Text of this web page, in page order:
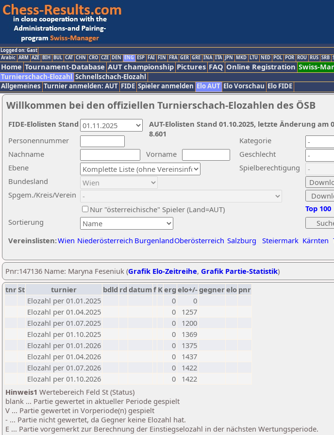
Logged on: Gast
Arabic ARM AZE BIH BUL CAT CHN CRO CZE DEN ENG ESP FAI FIN FRA GER GRE INA ITA JPN MKD LTU NED POL POR ROU RUS SRB
Home Tournament-Database AUT championship Pictures FAQ Online Registration Swiss-
Turnierschach-Elozahl Schnellschach-Elozahl
Allgemeines Turnier anmelden: AUT FIDE Spieler anmelden Elo AUT Elo Vorschau Elo FIDE
Willkommen bei den offiziellen Turnierschach-Elozahlen des ÖSB
Nachname
Vorname
Ebene
Kategorie
Sortierung
Personennummer
Bundesland
Spgem./Kreis/Verein
Geschlecht
Nur "österreichische" Spieler (Land=AUT)
Spielberechtigung
Vereinslisten:Wien Niederösterreich BurgenlandOberösterreich Salzburg Steiermark Kärnten
Top 100
AUT-Elolisten Stand 01.10.2025, letzte Änderung am
8.601
FIDE-Elolisten Stand
Pnr:147136 Name: Maryna Feseniuk (Grafik Elo-Zeitreihe, Grafik Partie-Statistik)
tnrSt turnier bdld rd datumf Kerg elo+/-gegnerelo pnr
Elozahl per 01.01.2025
0
0
Elozahl per 01.04.2025
0
1257
Elozahl per 01.07.2025
0
1200
Elozahl per 01.10.2025
0
1369
Elozahl per 01.01.2026
0
1375
Elozahl per 01.04.2026
0
1437
Elozahl per 01.07.2026
0
1422
Elozahl per 01.10.2026
0
1422
Hinweis1 Wertebereich Feld St (Status)
blank ... Partie gewertet in aktueller Periode gespielt
V ... Partie gewertet in Vorperiode(n) gespielt
- ... Partie nicht gewertet, da Gegner keine Elozahl hat.
E ... Partie vorgemerkt zur Berechnung der Einstiegselozahl in der nächsten Wertungsperiode.